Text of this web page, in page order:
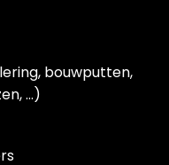
bouwputten,
…)